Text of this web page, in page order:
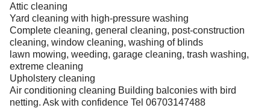
Attic cleaning
Yard cleaning with high-pressure washing
Complete cleaning, general cleaning, post-construction
cleaning, window cleaning, washing of blinds
lawn mowing, weeding, garage cleaning, trash washing,
extreme cleaning
Upholstery cleaning
Air conditioning cleaning Building balconies with bird
netting. Ask with confidence Tel 06703147488